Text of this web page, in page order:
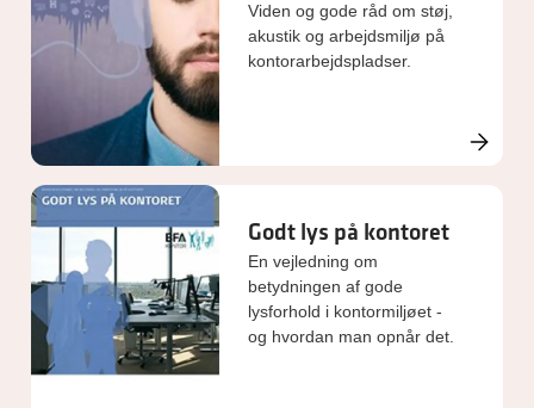
Viden og gode råd om støj,
akustik og arbejdsmiljø på
kontorarbejdspladser.
Godt lys på kontoret
En vejledning om
betydningen af gode
lysforhold i kontormiljøet -
og hvordan man opnår det.